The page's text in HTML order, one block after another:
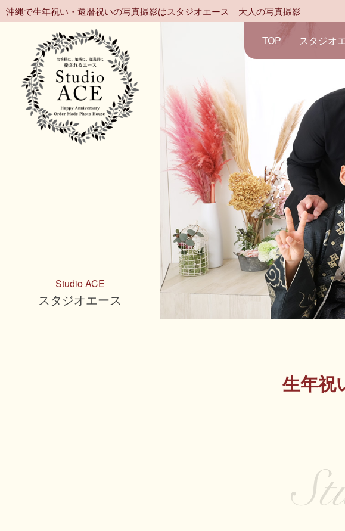
沖縄で生年祝い・還暦祝いの写真撮影はスタジオエース 大人の写真撮影
Studio ACE
スタジオエース
TOP スタジオ
生年祝